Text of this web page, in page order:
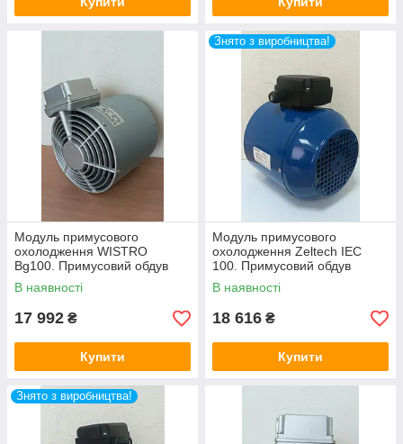
Модуль примусового
охолодження WISTRO
Bg100. Примусовий обдув
двигуна.
В наявності
17 992 ₴
Купити
Знято з виробництва!
Модуль примусового
охолодження Zeltech IEC
100. Примусовий обдув
двигуна.
В наявності
18 616 ₴
Купити
Знято з виробництва!